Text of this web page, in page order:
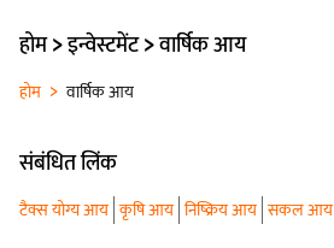
होम > इन्वेस्टमेंट > वार्षिक आय
होम वार्षिक आय
संबंधित लिंक
टैक्स योग्य आय कृषि आय निष्क्रिय आय सकल आय